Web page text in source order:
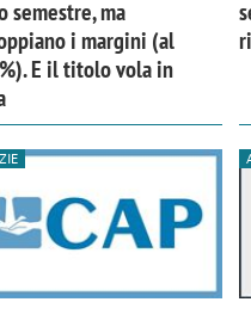
semestre, ma
i margini (al
E il titolo vola in